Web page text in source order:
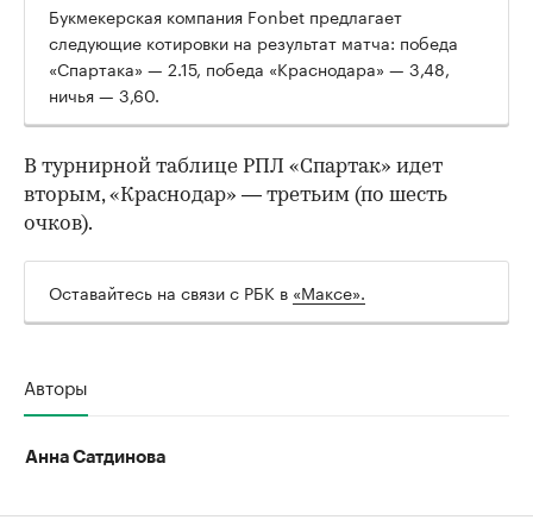
00:00 / 00:00
Букмекерская компания Fonbet предлагает
следующие котировки на результат матча: победа
«Спартака» — 2.15, победа «Краснодара» — 3,48,
ничья — 3,60.
В турнирной таблице РПЛ «Спартак» идет
вторым, «Краснодар» — третьим (по шесть
очков).
Оставайтесь на связи с РБК в «Максе».
Авторы
Анна Сатдинова